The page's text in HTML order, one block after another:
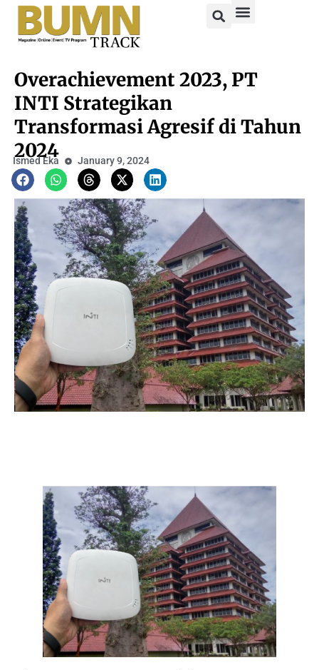
Overachievement 2023, PT
INTI Strategikan
Transformasi Agresif di Tahun
2024
Ismed Eka January 9, 2024